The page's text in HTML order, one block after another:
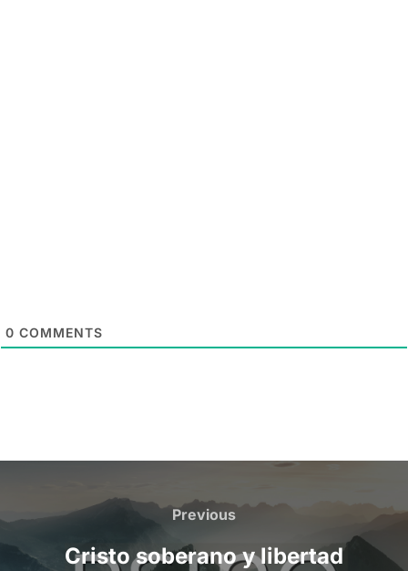
0 COMMENTS
navigation
Previous
Previous
Cristo soberano y libertad